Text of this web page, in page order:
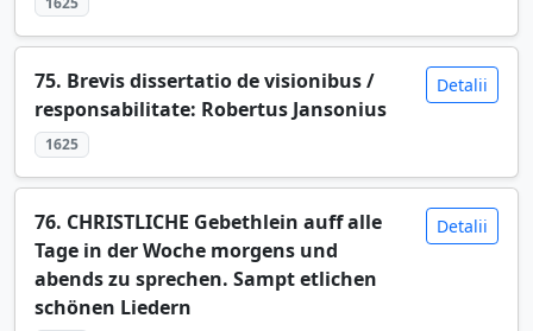
75. Brevis dissertatio de visionibus /
responsabilitate: Robertus Jansonius
1625
Detalii
76. CHRISTLICHE Gebethlein auff alle
Tage in der Woche morgens und
abends zu sprechen. Sampt etlichen
schönen Liedern
Detalii